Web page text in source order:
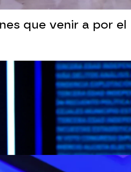
que venir a por el
el programa de 'Boom' con
son los mejores pasando